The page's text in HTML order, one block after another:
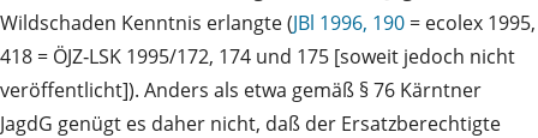
Wildschaden Kenntnis erlangte (JBl 1996, 190 = ecolex 1995,
418 = ÖJZ‑LSK 1995/172, 174 und 175 [soweit jedoch nicht
veröffentlicht]). Anders als etwa gemäß § 76 Kärntner
JagdG genügt es daher nicht, daß der Ersatzberechtigte